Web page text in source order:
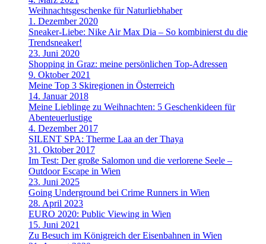
Weihnachtsgeschenke für Naturliebhaber
1. Dezember 2020
Sneaker-Liebe: Nike Air Max Dia – So kombinierst du die
Trendsneaker!
23. Juni 2020
Shopping in Graz: meine persönlichen Top-Adressen
9. Oktober 2021
Meine Top 3 Skiregionen in Österreich
14. Januar 2018
Meine Lieblinge zu Weihnachten: 5 Geschenkideen für
Abenteuerlustige
4. Dezember 2017
SILENT SPA: Therme Laa an der Thaya
31. Oktober 2017
Im Test: Der große Salomon und die verlorene Seele –
Outdoor Escape in Wien
23. Juni 2025
Going Underground bei Crime Runners in Wien
28. April 2023
EURO 2020: Public Viewing in Wien
15. Juni 2021
Zu Besuch im Königreich der Eisenbahnen in Wien